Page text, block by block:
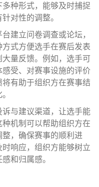
种形式，能够及时捕捉
对性的调整。
建立问卷调查或论坛，
式方便选手在赛后发表
量反馈。例如，选手可
受、对赛事设施的评价
有助于组织方在赛事结
与建议渠道，让选手能
机制可以帮助组织方在
，确保赛事的顺利进
响应，组织方能够树立
和归属感。